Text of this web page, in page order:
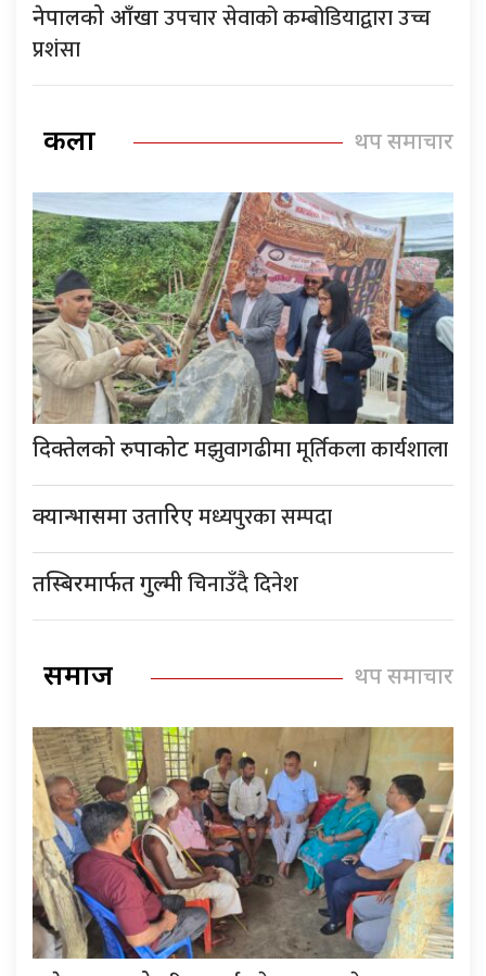
नेपालको आँखाउपचार सेवाको कम्बोडियाद्वारा उच्च
प्रशंसा
कला थप समाचार
दिक्तेलको रुपाकोटमझुवागढीमा मूर्तिकला कार्यशाला
क्यान्भासमा उतारिएमध्यपुरका सम्पदा
तस्बिरमार्फत गुल्मीचिनाउँदै दिनेश
समाज थप समाचार